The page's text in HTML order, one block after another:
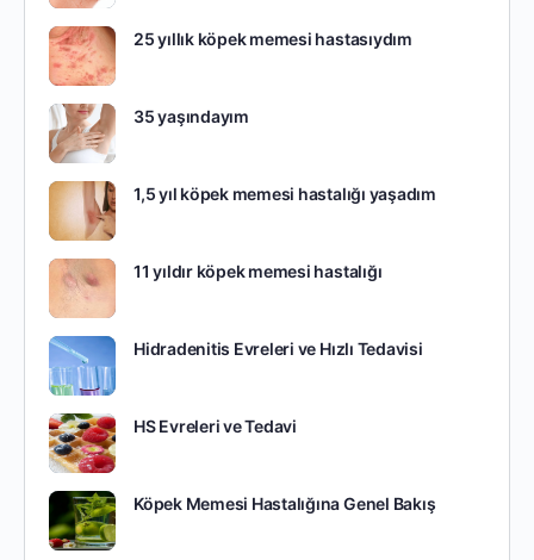
25 yıllık köpek memesi hastasıydım
35 yaşındayım
1,5 yıl köpek memesi hastalığı yaşadım
11 yıldır köpek memesi hastalığı
Hidradenitis Evreleri ve Hızlı Tedavisi
HS Evreleri ve Tedavi
Köpek Memesi Hastalığına Genel Bakış